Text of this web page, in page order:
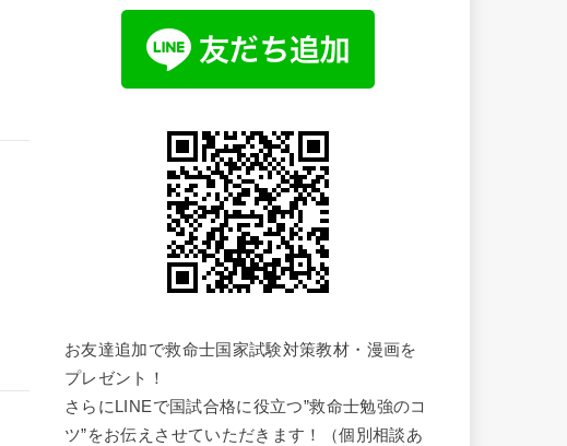
お友達追加で救命士国家試験対策教材・漫画を
プレゼント！
さらにLINEで国試合格に役立つ”救命士勉強のコ
ツ”をお伝えさせていただきます！（個別相談あ